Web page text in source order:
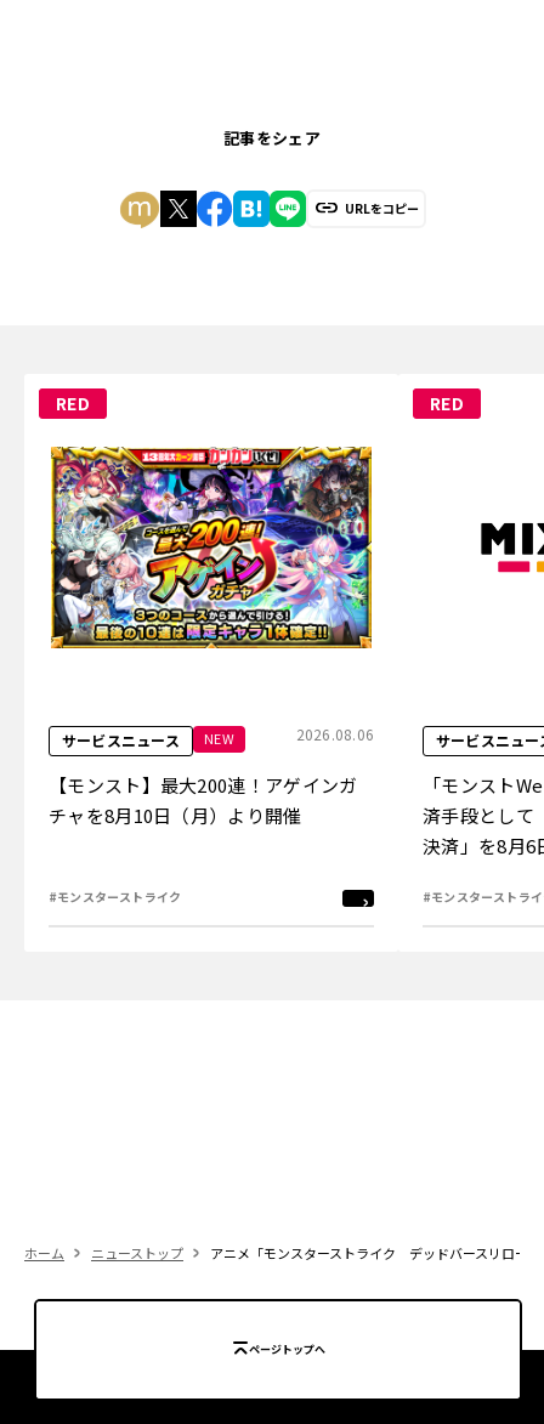
記事をシェア
URLをコピー
RED
サービスニュース NEW 2026.08.06
【モンスト】最大200連！アゲインガ
チャを8月10日（月）より開催
#モンスターストライク
RED
サービスニュー
「モンスト
済手段として
決済」を8月6
#モンスターストラ
ホーム ニューストップ アニメ「モンスターストライク デッドバースリロー
ページトップへ